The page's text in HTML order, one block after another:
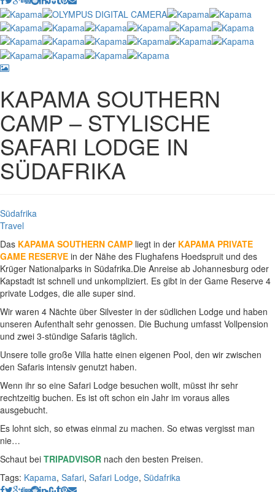
KAPAMA SOUTHERN
CAMP – STYLISCHE
SAFARI LODGE IN
SÜDAFRIKA
Südafrika
Travel
Das KAPAMA SOUTHERN CAMP liegt in der KAPAMA PRIVATE
GAME RESERVE in der Nähe des Flughafens Hoedspruit und des
Krüger Nationalparks in Südafrika.Die Anreise ab Johannesburg oder
Kapstadt ist schnell und unkompliziert. Es gibt in der Game Reserve 4
private Lodges, die alle super sind.
Wir waren 4 Nächte über Silvester in der südlichen Lodge und haben
unseren Aufenthalt sehr genossen. Die Buchung umfasst Vollpension
und zwei 3-stündige Safaris täglich.
Unsere tolle große Villa hatte einen eigenen Pool, den wir zwischen
den Safaris intensiv genutzt haben.
Wenn ihr so eine Safari Lodge besuchen wollt, müsst ihr sehr
rechtzeitig buchen. Es ist oft schon ein Jahr im voraus alles
ausgebucht.
Es lohnt sich, so etwas einmal zu machen. So etwas vergisst man
nie…
Schaut bei TRIPADVISOR nach den besten Preisen.
Tags: Kapama, Safari, Safari Lodge, Südafrika